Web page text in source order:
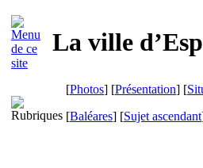
La ville d’
[Photos] [Présentation] [
[Baléares] [Sujet ascendant